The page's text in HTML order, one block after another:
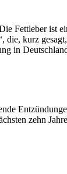
Fettleber ist
die, kurz
in
zehn